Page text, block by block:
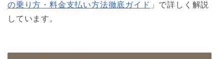
の乗り方・料金支払い方法徹底ガイド 」で詳しく解説
しています。